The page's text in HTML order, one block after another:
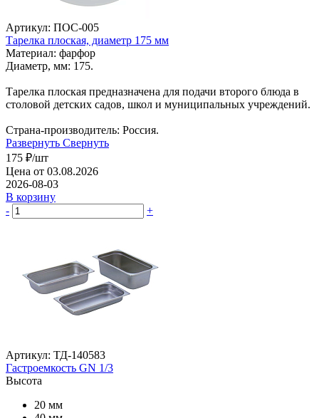
Артикул: ПОС-005
Тарелка плоская, диаметр 175 мм
Материал: фарфор
Диаметр, мм: 175.
Тарелка плоская предназначена для подачи второго блюда в
столовой детских садов, школ и муниципальных учреждений.
Страна-производитель: Россия.
Развернуть Свернуть
175 ₽/шт
Цена от 03.08.2026
2026-08-03
В корзину
-
+
Артикул: ТД-140583
Гастроемкость GN 1/3
Высота
20 мм